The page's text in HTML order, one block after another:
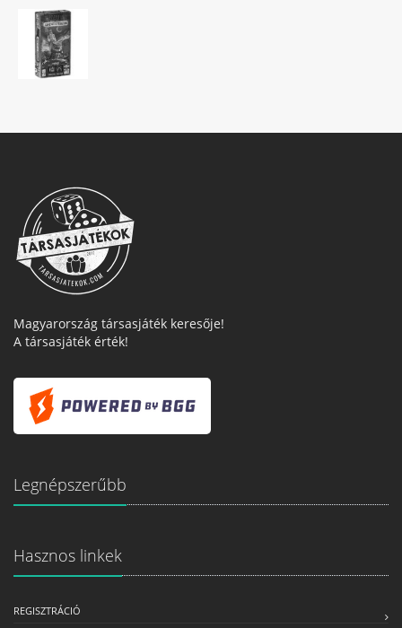
Magyarország társasjáték keresője!
A társasjáték érték!
Legnépszerűbb
Hasznos linkek
REGISZTRÁCIÓ